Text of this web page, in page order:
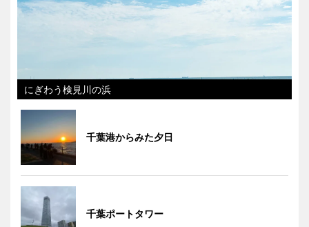
にぎわう検見川の浜
千葉港からみた夕日
千葉ポートタワー